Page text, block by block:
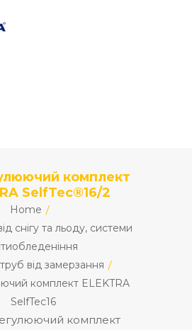
комплект
SelfTec®16/2
Home
снігу та льоду, системи
від замерзання
комплект ELEKTRA
SelfTec16
комплект